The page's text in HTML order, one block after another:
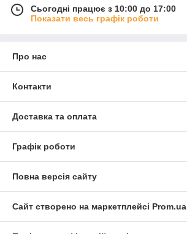
Сьогодні працює з 10:00 до 17:00
Показати весь графік роботи
Про нас
Контакти
Доставка та оплата
Графік роботи
Повна версія сайту
Сайт створено на маркетплейсі Prom.ua